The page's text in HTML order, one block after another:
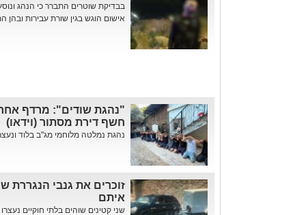
בבדיקת שוטרים התברר כי הנהג
אישום הוגש בגין שורת עבירות ובהן
"נהגת שודים": מרדף
חשף דירת מסתור (וידאו)
נהגת נמלטה מלוחמי מג"ב בלוד
זוכרים את גנבי
איתם
שני קטינים שוהים בלתי חוקיים